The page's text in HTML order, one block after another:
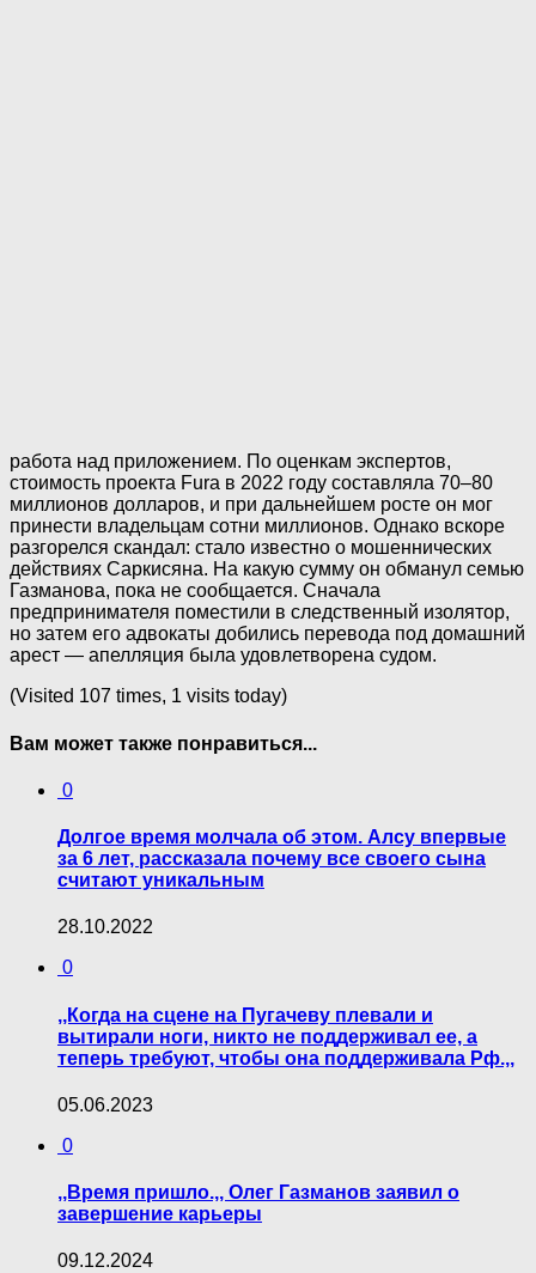
работа над приложением. По оценкам экспертов,
стоимость проекта Fura в 2022 году составляла 70–80
миллионов долларов, и при дальнейшем росте он мог
принести владельцам сотни миллионов. Однако вскоре
разгорелся скандал: стало известно о мошеннических
действиях Саркисяна. На какую сумму он обманул семью
Газманова, пока не сообщается. Сначала
предпринимателя поместили в следственный изолятор,
но затем его адвокаты добились перевода под домашний
арест — апелляция была удовлетворена судом.
(Visited 107 times, 1 visits today)
Вам может также понравиться...
0
Долгое время молчала об этом. Алсу впервые
за 6 лет, рассказала почему все своего сына
считают уникальным
28.10.2022
0
,,Когда на сцене на Пугачеву плевали и
вытирали ноги, никто не поддерживал ее, а
теперь требуют, чтобы она поддерживала Рф.,,
05.06.2023
0
,,Время пришло.,, Олег Газманов заявил о
завершение карьеры
09.12.2024